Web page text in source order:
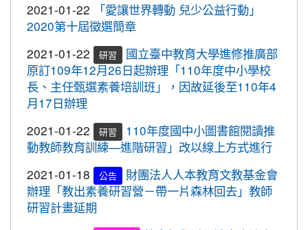
心。 交通部與桃園市政府關心您！
2020-10-19節水抗旱全民一起來
2020-10-19防疫期間勤洗手，更要關緊水龍頭
2020-10-05109年流感疫苗開打了，10月5日起守護
最重要的人，桃園市政府關心您。
＜新制上路＞明年起，生鮮豬肉應標示
豬肉原料原產地。
原料原產地。
2020-09-24＜新制上路＞明年起，貢丸水餃等應標
示豬肉原料原產地
2020-11-16
賀!
恭賀本校六年四班學生林恩如參加
桃園市109年度「3Q達人故事甄選活動」，榮獲EQ
類(國小組)第二名
2020-11-06 賀!
本校學生參加2020年壢運盃羽球錦
標賽成績優異
2020-10-27
跆拳道錦標賽成績優異
2020-10-27 賀!
本校學生參加109年桃園市議長盃
跆拳道錦標賽成績優異
2020-10-27 賀!
本校學生參加運動i台灣109年桃園
市平鎮楊梅區羽球社區聯誼賽成績優異
2021-01-22
「愛讓世界轉動 兒少公益行動」
2020第十屆徵選簡章
2021-01-22
研習
國立臺中教育大學進修推廣部
原訂109年12月26日起辦理「110年度中小學校
長、主任甄選素養培訓班」，因故延後至110年4
月17日辦理
2021-01-22
研習
110年度國中小圖書館閱讀推
動教師教育訓練—進階研習」改以線上方式進行
2021-01-18
公告
財團法人人本教育文教基金會
辦理「教出素養研習營－帶一片森林回去」教師
研習計畫延期